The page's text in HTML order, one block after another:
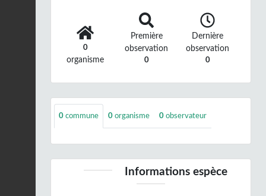
0
organisme
Première
observation
0
Dernière
observation
0
0 commune 0 organisme 0 observateur
Informations espèce